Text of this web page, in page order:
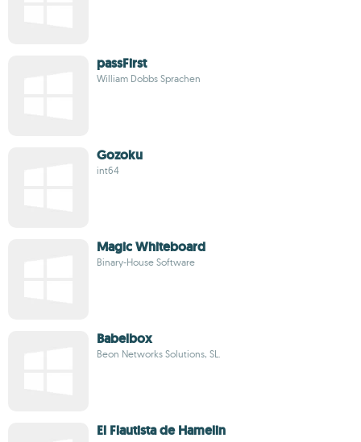
passFirst
William Dobbs Sprachen
Gozoku
int64
Magic Whiteboard
Binary-House Software
Babelbox
Beon Networks Solutions, SL.
El Flautista de Hamelin